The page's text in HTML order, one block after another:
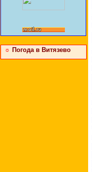
☼ Погода в Витязево